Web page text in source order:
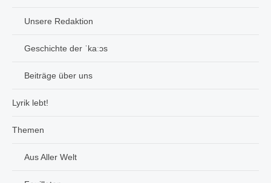
Unsere Redaktion
Geschichte der ˈkaːɔs
Beiträge über uns
Lyrik lebt!
Themen
Aus Aller Welt